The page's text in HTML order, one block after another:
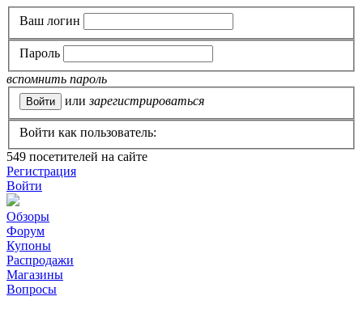
Ваш логин
Пароль
вспомнить пароль
или зарегистрироваться
Войти как пользователь:
549 посетителей на сайте
Регистрация
Войти
Обзоры
Форум
Купоны
Распродажи
Магазины
Вопросы